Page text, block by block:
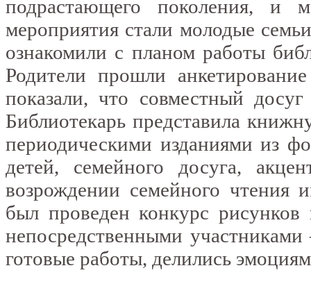
подрастающего поколения, и
мероприятия стали молодые
ознакомили с планом работы
Родители прошли
показали, что совместный
Библиотекарь представила
периодическими изданиями из
детей, семейного досуга,
возрождении семейного чтения
был проведен конкурс
непосредственными
готовые работы, делились